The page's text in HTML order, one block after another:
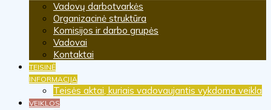
Vadovų darbotvarkės
Organizacinė struktūra
Komisijos ir darbo grupės
Vadovai
Kontaktai
TEISINĖ
INFORMACIJA
Teisės aktai, kuriais vadovaujantis vykdoma veikla
VEIKLOS